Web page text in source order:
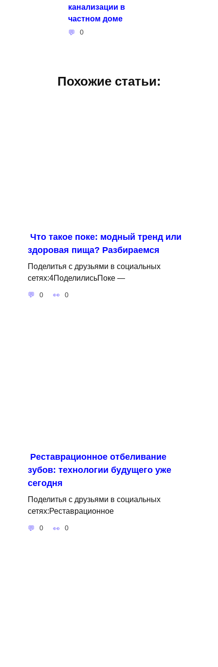
канализации в
частном доме
0
Похожие статьи:
Что такое поке: модный тренд или
здоровая пища? Разбираемся
Поделитья с друзьями в социальных
сетях:4ПоделилисьПоке —
0 0
Реставрационное отбеливание
зубов: технологии будущего уже
сегодня
Поделитья с друзьями в социальных
сетях:Реставрационное
0 0